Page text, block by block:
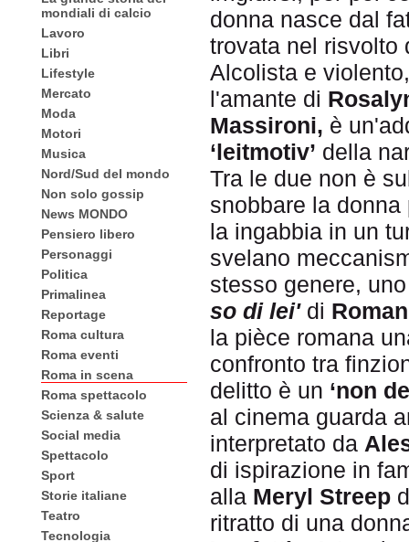
mondiali di calcio
Lavoro
Libri
Lifestyle
Mercato
Moda
Motori
Musica
Nord/Sud del mondo
Non solo gossip
News MONDO
Pensiero libero
Personaggi
Politica
Primalinea
Reportage
Roma cultura
Roma eventi
Roma in scena
Roma spettacolo
Scienza & salute
Social media
Spettacolo
Sport
Storie italiane
Teatro
Tecnologia
donna nasce dal
trovata nel risvolto
Alcolista e
l'amante di
Massironi, è
‘leitmotiv’ della
Tra le due non è
snobbare la
la ingabbia in un
svelano
stesso genere,
so dilei'di
la pièce romana
confronto tra
delitto è un ‘non
al cinema guarda
interpretato da
di ispirazione in
alla Meryl Streep
ritratto di una